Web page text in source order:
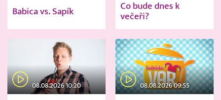
Babica vs. Sapík
Co bude dnes k
večeři?
08.08.2026 10:20 08.08.2026 09:55